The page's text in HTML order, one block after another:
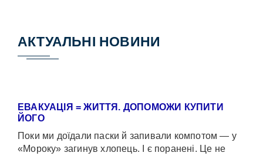
АКТУАЛЬНІ НОВИНИ
ЕВАКУАЦІЯ = ЖИТТЯ. ДОПОМОЖИ КУПИТИ
ЙОГО
Поки ми доїдали паски й запивали компотом — у
«Мороку» загинув хлопець. І є поранені. Це не